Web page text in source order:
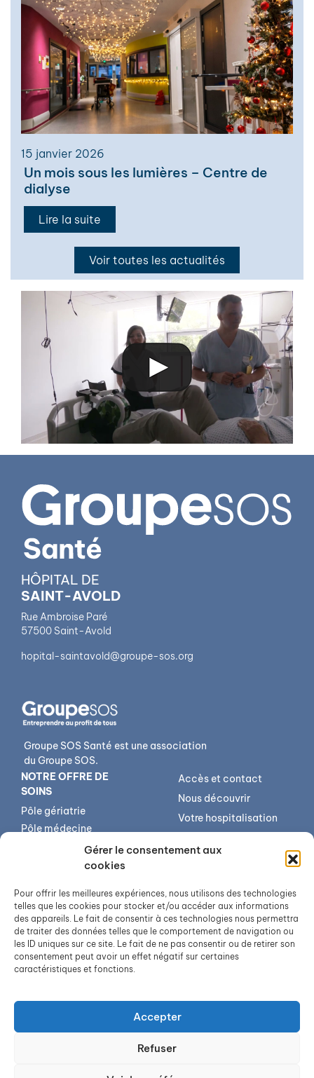
Gérer le consentement aux
cookies
Pour offrir les meilleures expériences, nous utilisons des technologies
telles que les cookies pour stocker et/ou accéder aux informations
des appareils. Le fait de consentir à ces technologies nous permettra
de traiter des données telles que le comportement de navigation ou
les ID uniques sur ce site. Le fait de ne pas consentir ou de retirer son
consentement peut avoir un effet négatif sur certaines
caractéristiques et fonctions.
Accepter
Refuser
15 janvier 2026
Un mois sous les lumières – Centre de
dialyse
Lire la suite
Voir toutes les actualités
HÔPITAL DE
SAINT-AVOLD
Rue Ambroise Paré
57500 Saint-Avold
hopital-saintavold@groupe-sos.org
Groupe SOS Santé est une association
du Groupe SOS.
NOTRE OFFRE DE
SOINS
Pôle gériatrie
Pôle médecine
Centre médico-
Services transversaux
Imagerie médicale
USIP – Réanimation –
Urgences
Médecine
Accès et contact
Nous découvrir
Votre hospitalisation
Votre sortie
Annuaire
Offres d’emploi